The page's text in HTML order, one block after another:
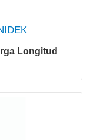
Longitud